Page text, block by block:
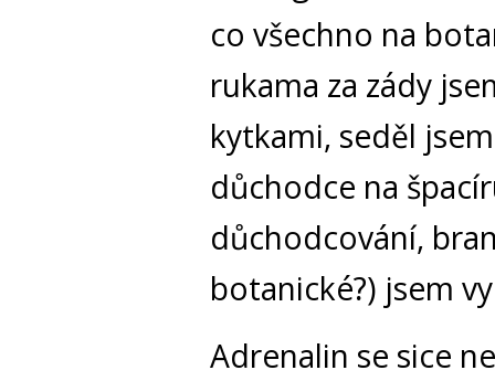
co všechno na
rukama za zády
kytkami, seděl
důchodce na
důchodcování,
botanické?) jsem
Adrenalin se sice